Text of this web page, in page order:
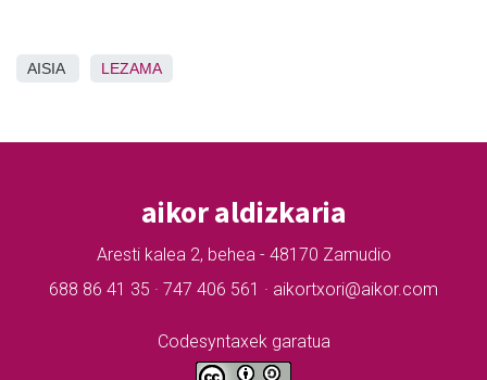
AISIA LEZAMA
aikor aldizkaria
Aresti kalea 2, behea - 48170 Zamudio
688 86 41 35 · 747 406 561 · aikortxori@aikor.com
Codesyntaxek garatua